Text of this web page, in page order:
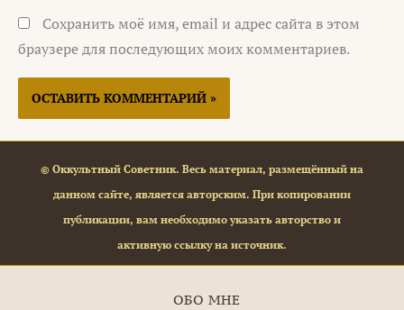
Сохранить моё имя, email и адрес сайта в этом
браузере для последующих моих комментариев.
© Оккультный Советник. Весь материал, размещённый на
данном сайте, является авторским. При копировании
публикации, вам необходимо указать авторство и
активную ссылку на источник.
ОБО МНЕ